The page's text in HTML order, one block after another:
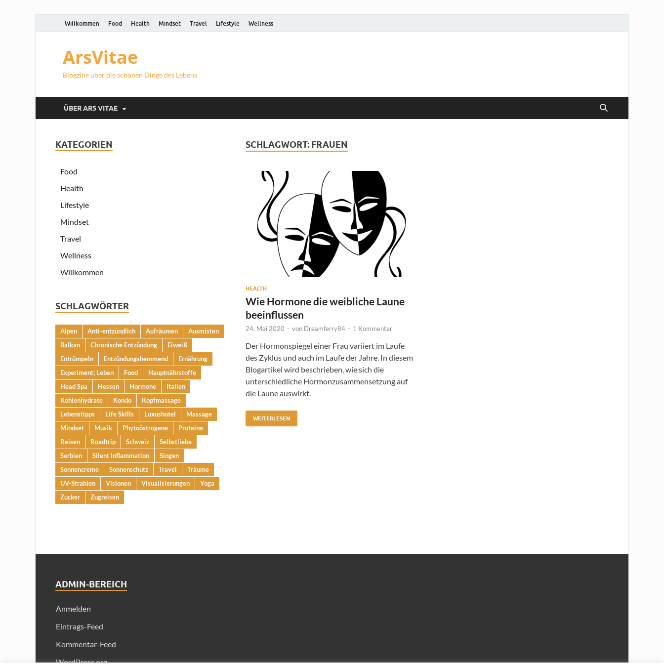
Willkommen Food Health Mindset Travel Lifestyle Wellness
ArsVitae
Blogzine über die schönen Dinge des Lebens
ÜBER ARS VITAE
SCHLAGWORT: FRAUEN
HEALTH
Wie Hormone die weibliche Laune
beeinflussen
24. Mai 2020 - von Dreamferry84 - 1 Kommentar
Der Hormonspiegel einer Frau variiert im Laufe
des Zyklus und auch im Laufe der Jahre. In diesem
Blogartikel wird beschrieben, wie sich die
unterschiedliche Hormonzusammensetzung auf
die Laune auswirkt.
WEITERLESEN
KATEGORIEN
Food
Health
Lifestyle
Mindset
Travel
Wellness
Willkommen
SCHLAGWÖRTER
Alpen Anti-entzündlich Aufräumen
Ausmisten
Balkan
Chronische Entzündung
Eiweiß
Entrümpeln
Entzündungshemmend
Ernährung
Experiment; Leben
Food
Hauptnährstoffe
Head Spa
Hessen Hormone
Italien
Kohlenhydrate
Kondo
Kopfmassage
Lebenstipps
Life Skills Luxushotel
Massage
Mindset
Musik Phytoöstrogene
Proteine
Reisen
Roadtrip Schweiz
Selbstliebe
Serbien
Silent Inflammation
Singen
Sonnencreme
Sonnenschutz Travel
Träume
UV-Strahlen
Visionen Visualisierungen
Yoga
Zucker
Zugreisen
ADMIN-BEREICH
Anmelden
Eintrags-Feed
Kommentar-Feed
WordPress.org